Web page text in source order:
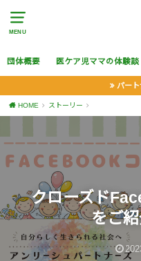
MENU
団体概要 医ケア児ママの体験談
パー
HOME ストーリー
クローズド
をご紹